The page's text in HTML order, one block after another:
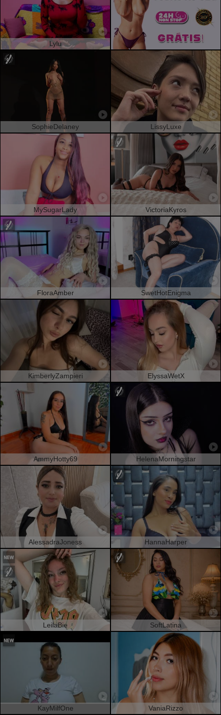
Lylu
SophieDelaney LissyLuxe
MySugarLady VictoriaKyros
FloraAmber SwetHotEnigma
KimberlyZampieri ElyssaWetX
AmmyHotty69 HelenaMorningstar
AlessadraJoness HannaHarper
LeilaBie SoftLatina
KayMilfOne VaniaRizzo